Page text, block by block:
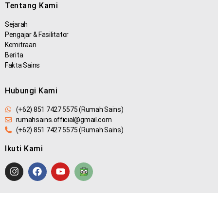
Tentang Kami
Sejarah
Pengajar & Fasilitator
Kemitraan
Berita
Fakta Sains
Hubungi Kami
(+62) 851 7427 5575 (Rumah Sains)
rumahsains.official@gmail.com
(+62) 851 7427 5575 (Rumah Sains)
Ikuti Kami